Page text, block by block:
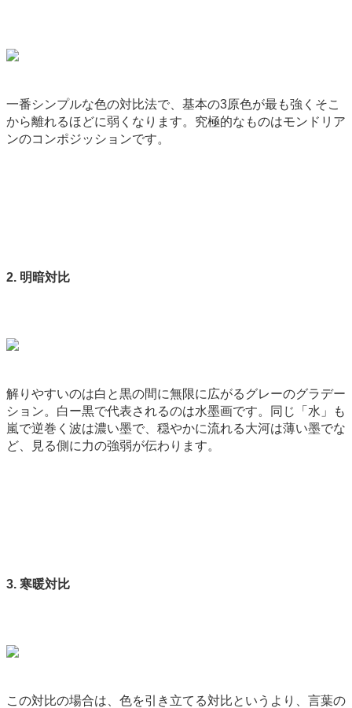
一番シンプルな色の対比法で、基本の3原色が最も強くそこ
から離れるほどに弱くなります。究極的なものはモンドリア
ンのコンポジッションです。
2. 明暗対比
解りやすいのは白と黒の間に無限に広がるグレーのグラデー
ション。白ー黒で代表されるのは水墨画です。同じ「水」も
嵐で逆巻く波は濃い墨で、穏やかに流れる大河は薄い墨でな
ど、見る側に力の強弱が伝わります。
3. 寒暖対比
この対比の場合は、色を引き立てる対比というより、言葉の